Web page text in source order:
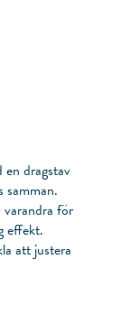
en dragstav
samman.
varandra för
effekt.
att justera